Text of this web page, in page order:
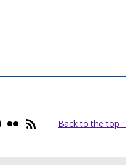
Back to the top ↑